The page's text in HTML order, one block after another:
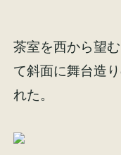
茶室を西から望
て斜面に舞台造
れた。